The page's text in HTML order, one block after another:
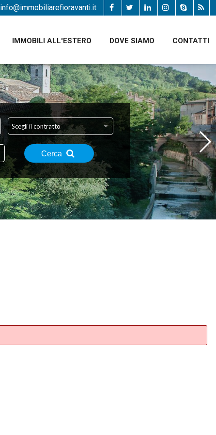
IMMOBILI ALL'ESTERO DOVE SIAMO CONTATTI
info@immobiliarefioravanti.it
Scegli il contratto
Cerca